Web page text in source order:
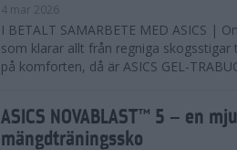
4 mar 2026
I BETALT SAMARBETE MED ASICS |
som klarar allt från regniga
på komforten, då är ASICS GEL-
ASICS NOVABLAST™ 5 – en
mängdträningssko